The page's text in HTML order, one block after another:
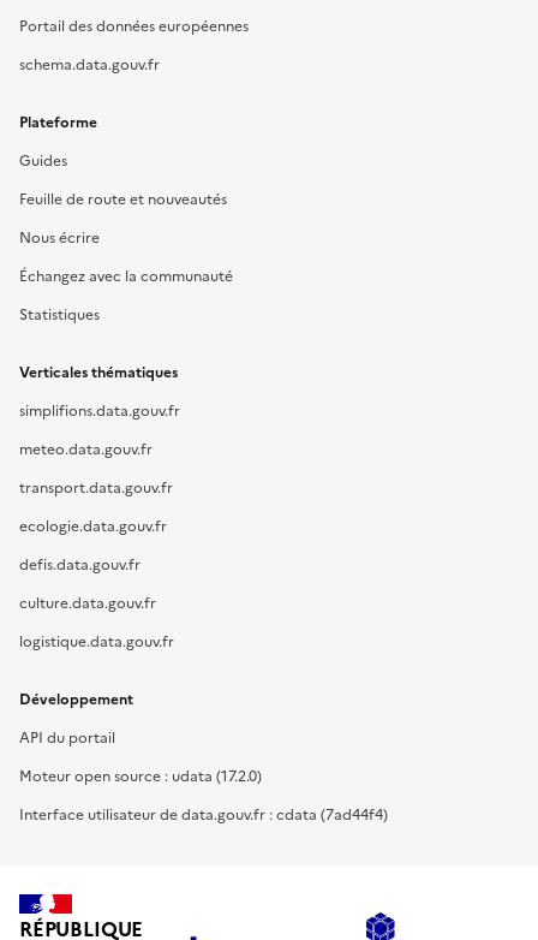
Portail des données européennes
schema.data.gouv.fr
Plateforme
Guides
Feuille de route et nouveautés
Nous écrire
Échangez avec la communauté
Statistiques
Verticales thématiques
simplifions.data.gouv.fr
meteo.data.gouv.fr
transport.data.gouv.fr
ecologie.data.gouv.fr
defis.data.gouv.fr
culture.data.gouv.fr
logistique.data.gouv.fr
Développement
API du portail
Moteur open source : udata (17.2.0)
Interface utilisateur de data.gouv.fr : cdata (7ad44f4)
RÉPUBLIQUE